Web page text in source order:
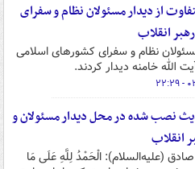
از دیدار مسئولان نظام و سفرای
انقلاب
نظام و سفرای کشورهای اسلامی
الله خامنه دیدار کردند.
نصب شده در محل دیدار مسئولان و
انقلاب
(علیه‌السلام): الْحَمْدُ لِلَّهِ عَلَی مَا